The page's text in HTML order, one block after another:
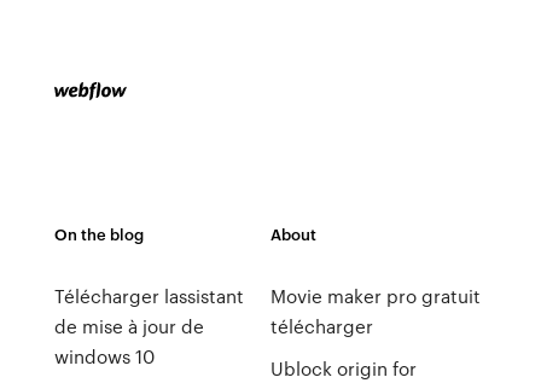
On the blog
Télécharger lassistant
de mise à jour de
windows 10
About
Movie maker pro gratuit
télécharger
Ublock origin for